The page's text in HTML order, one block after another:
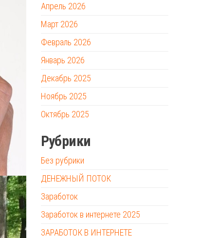
Апрель 2026
Март 2026
Февраль 2026
Январь 2026
Декабрь 2025
Ноябрь 2025
Октябрь 2025
Рубрики
Без рубрики
ДЕНЕЖНЫЙ ПОТОК
Заработок
Заработок в интернете 2025
ЗАРАБОТОК В ИНТЕРНЕТЕ